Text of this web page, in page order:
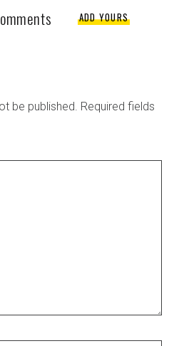
ADD YOURS
be published. Required fields